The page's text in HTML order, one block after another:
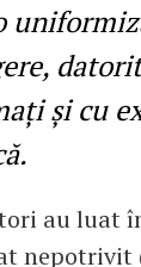
şi cu
au luat
nepotrivit